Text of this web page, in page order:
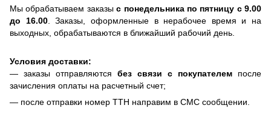
Мы обрабатываем заказыс понедельника по пятницу с 9.00
до 16.00. Заказы, оформленные в нерабочее время и на
выходных, обрабатываются в ближайший рабочий день.
Условия доставки:
— заказы отправляются без связи с покупателем после
зачисления оплаты на расчетный счет;
— после отправки номер ТТН направим в СМС сообщении.